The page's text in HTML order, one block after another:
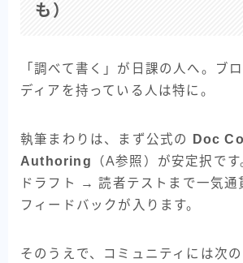
も）
「調べて書く」が日課の人へ。ブ
ディアを持っている人は特に。
執筆まわりは、まず公式の
Doc
Authoring
（A参照）が安定択で
ドラフト → 読者テストまで一気通
フィードバックが入ります。
そのうえで、コミュニティには次